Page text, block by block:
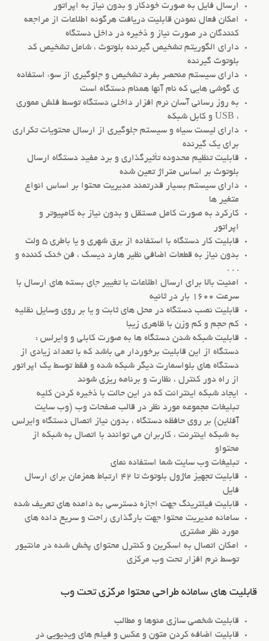
ارسال فایل به صورت خودکار و بدون نیاز به اپراتور
امکان فعال نمودن قابلیت دریافت هرگونه اطلاعات از مراجعه
کنندگان در صورت نیاز و ذخیره در داخل دستگاه
دارای الگوریتم تشخیص گیرنده بلوتوث ، شامل تشخیص کد
بلوتوث گیرنده
دارای سیستم منحصر بفرد تشخیص و جلوگیری از سوء استفاده
ی گوشی هایی که نام آنها همنام دستگاه است
به روز رسانی آسان نرم افزار داخلی دستگاه توسط فلش مموری
، USB و کابل شبکه
دارای لیست سیاه و سیستم جلوگیری از ارسال محتویات تکراری
برای یک گیرنده
قابلیت تنظیم محدوده تأثیرگذاری و برد مفید دستگاه ارسال
بلوتوث بر اساس متراژ تعین شده
دارای سیستم بسیار قدرتمند مدیریت محتوا بر اساس انواع
متغیر ها
کارکرد به صورت کامل مستقل و بدون نیاز به کامپیوتر و
اپراتور
قابلیت کار دستگاه با استفاده از برق شهری و یا باطری 5 ولت
بدون نیاز به قطعات اضافی نظیر هارد دیسک ، فن خنک کننده و
. . .
امنیت بالا برای ارسال اطلاعات با تغییر جای بسته های ارسال با
سرعت 1600 بار در ثانیه
قابلیت نصب دستگاه در محل های ثابت و یا بر روی وسایل نقلیه
کم حجم و کم وزن با ظاهری زیبا
قابلیت شبکه شدن دستگاه ها به صورت کابلی و وایرلس :
دستگاه از این قابلیت برخوردار می باشد که با تعداد زیادی از
دستگاه های بلواسمارت دیگر شبکه شده و فقط توسط یک اپراتور
از راه دور کنترل ، نظارت و برنامه ریزی شوند
ایجاد شبکه اینترانت که در این حالت با ذخیره کردن کلیه
تبلیغات مجموعه مورد نظر در قالب صفحات وب (وب سایت
آفلاین) بر روی حافظه دستگاه ، بدون نیاز اتصال دستگاه وایرلس
به شبکه اینترنت ، کاربران می توانند با اتصال به شبکه از
محتواو
تبلیغات وب سایت شما استفاده نمای
قابلیت تجهیز ماژول بلوتوث تا 42 ارتباط همزمان برای ارسال
فایل
قابلیت فیلترینگ جهت اجازه دسترسی به دامنه های تعریف شده
سامانه مدیریت محتوا جهت بارگذاری راحت و سریع داده های
مورد نظر مشتری
امکان اتصال به اسکرین و کنترل محتوای پخش شده در مانتیور
توسط نرم افزار تحت وب مرکزی
قابلیت های سامانه طراحی محتوا مرکزی تحت وب
قابلیت شخصی سازی منوها و مطالب
قابلیت اضافه کردن متون و عکس و فیلم های ویدیویی در